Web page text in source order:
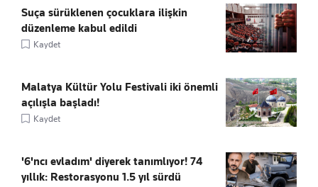
Suça sürüklenen çocuklara ilişkin
düzenleme kabul edildi
Kaydet
Malatya Kültür Yolu Festivali iki önemli
açılışla başladı!
Kaydet
'6'ncı evladım' diyerek tanımlıyor! 74
yıllık: Restorasyonu 1.5 yıl sürdü